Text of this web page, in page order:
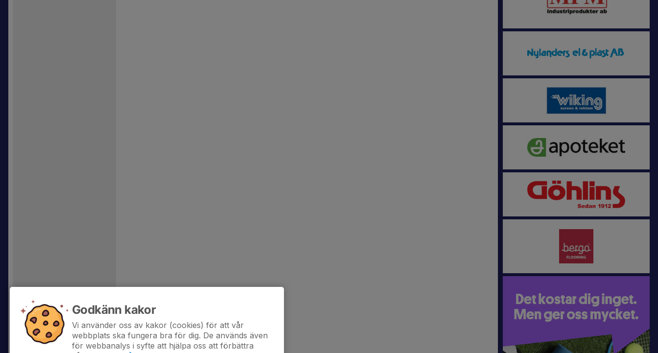
Godkänn kakor
Vi använder oss av kakor (cookies) för att vår
webbplats ska fungera bra för dig. De används även
för webbanalys i syfte att hjälpa oss att förbättra